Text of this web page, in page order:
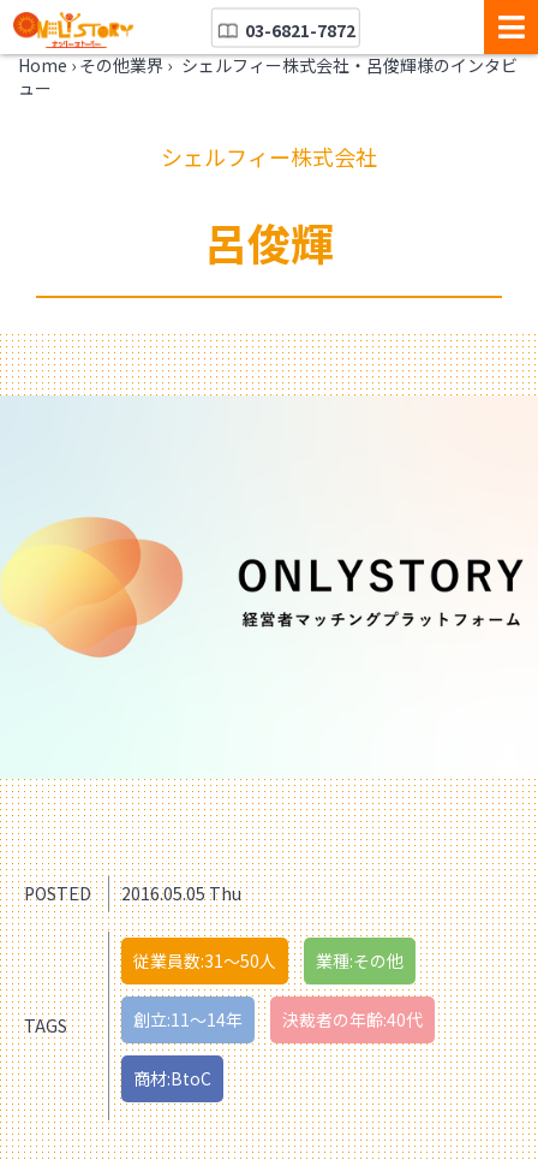
03-6821-7872
Home › その他業界 › シェルフィー株式会社・呂俊輝様のインタビ
ュー
シェルフィー株式会社
呂俊輝
POSTED 2016.05.05 Thu
TAGS
従業員数:31〜50人 業種:その他
創立:11〜14年 決裁者の年齢:40代
商材:BtoC